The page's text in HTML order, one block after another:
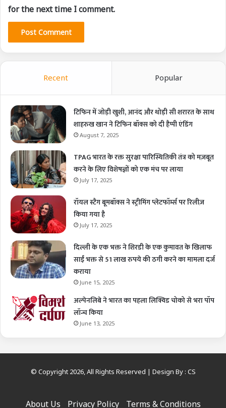
for the next time I comment.
Recent Popular
टिफिन में जोड़ी खुशी, आनंद और थोड़ी सी शरारत के साथ
शाहरुख खान ने टिफिन बॉक्स को दी हैप्पी एंडिंग
August 7, 2025
TPAG भारत के रक्त सुरक्षा पारिस्थितिकी तंत्र को मज़बूत
करने के लिए विशेषज्ञों को एक मंच पर लाया
July 17, 2025
रॉयल स्टैग बूमबॉक्स ने स्ट्रीमिंग प्लेटफॉर्म्स पर रिलीज़
किया गया है
July 17, 2025
दिल्ली के एक भक्त ने शिरडी के एक कुमावत के खिलाफ
साईं भक्त से 51 लाख रुपये की ठगी करने का मामला दर्ज
कराया
June 15, 2025
अल्पेनलिबे ने भारत का पहला लिक्विड चोको से भरा पॉप
लॉन्च किया
June 13, 2025
© Copyright 2026, All Rights Reserved | Design By : CS
About Us Privacy Policy Terms & Conditions